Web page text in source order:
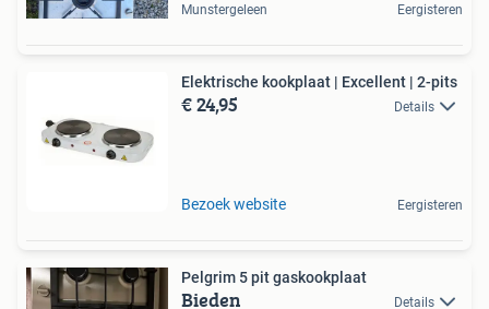
Munstergeleen Eergisteren
Elektrische kookplaat | Excellent | 2-pits
€ 24,95 Details
Bezoek website Eergisteren
Pelgrim 5 pit gaskookplaat
Bieden Details